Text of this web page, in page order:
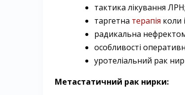
тактика лікування ЛРН;
таргетна терапія коли
радикальна
особливості
уротеліальний рак
Метастатичний рак нирки: